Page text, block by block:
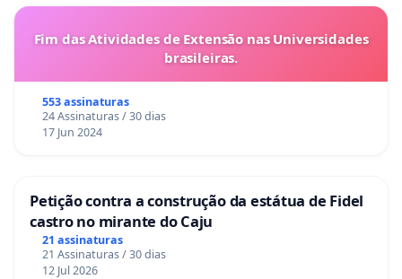
Fim das Atividades de Extensão nas Universidades
brasileiras.
553 assinaturas
24 Assinaturas / 30 dias
17 Jun 2024
Petição contra a construção da estátua de Fidel
castro no mirante do Caju
21 assinaturas
21 Assinaturas / 30 dias
12 Jul 2026